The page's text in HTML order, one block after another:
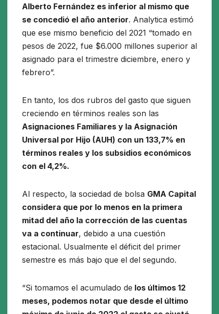
Alberto Fernández es inferior al mismo que
se concedió el año anterior. Analytica estimó
que ese mismo beneficio del 2021 “tomado en
pesos de 2022, fue $6.000 millones superior al
asignado para el trimestre diciembre, enero y
febrero”.
En tanto, los dos rubros del gasto que siguen
creciendo en términos reales son las
Asignaciones Familiares y la Asignación
Universal por Hijo (AUH) con un 133,7% en
términos reales y los subsidios económicos
con el 4,2%.
Al respecto, la sociedad de bolsa GMA Capital
considera que por lo menos en la primera
mitad del año la corrección de las cuentas
va a continuar, debido a una cuestión
estacional. Usualmente el déficit del primer
semestre es más bajo que el del segundo.
“Si tomamos el acumulado de los últimos 12
meses, podemos notar que desde el último